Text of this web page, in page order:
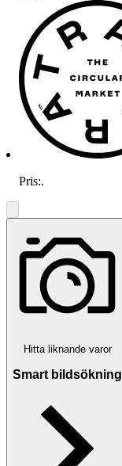
Pris:.
Hitta liknande varor
Smart bildsökning